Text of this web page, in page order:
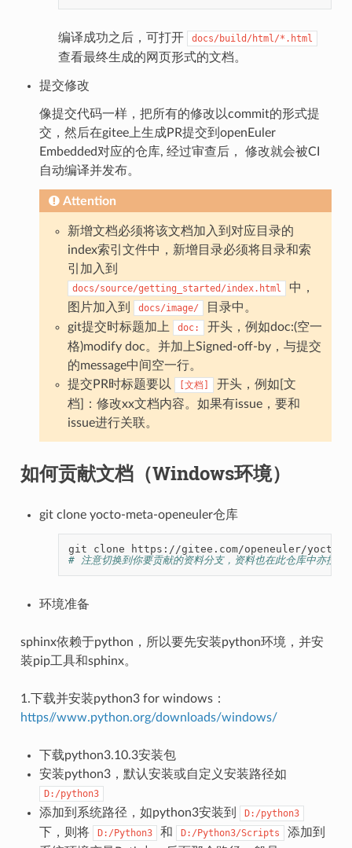
编译成功之后，可打开 docs/build/html/*.html
查看最终生成的网页形式的文档。
提交修改
像提交代码一样，把所有的修改以commit的形式提
交，然后在gitee上生成PR提交到openEuler
Embedded对应的仓库, 经过审查后， 修改就会被CI
自动编译并发布。
Attention
新增文档必须将该文档加入到对应目录的
index索引文件中，新增目录必须将目录和索
引加入到
docs/source/getting_started/index.html
中，
图片加入到
docs/image/
目录中。
git提交时标题加上
doc:
开头，例如doc:(空一
格)modify doc。并加上Signed-off-by，与提交
的message中间空一行。
提交PR时标题要以
[文档]
开头，例如[文
档]：修改xx文档内容。如果有issue，要和
issue进行关联。
如何贡献文档（Windows环境）
git clone yocto-meta-openeuler仓库
git
clone
# 注意切换到你要贡献的资料分支，资料也在此仓库中亦按分
环境准备
sphinx依赖于python，所以要先安装python环境，并安
装pip工具和sphinx。
1.下载并安装python3 for windows：
https//www.python.org/downloads/windows/
下载python3.10.3安装包
安装python3，默认安装或自定义安装路径如
D:/python3
添加到系统路径，如python3安装到 D:/python3
下，则将 D:/Python3 和 D:/Python3/Scripts
添加到